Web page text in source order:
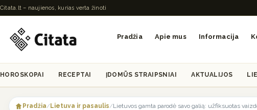
Citata.lt – naujienos, kurias verta žinoti
Pradžia Apie mus Informacija
HOROSKOPAI RECEPTAI ĮDOMŪS STRAIPSNIAI AKTUALIJOS
Pradžia/Lietuva ir pasaulis/Lietuvos gamta parodė savo galią: užfiksuotas